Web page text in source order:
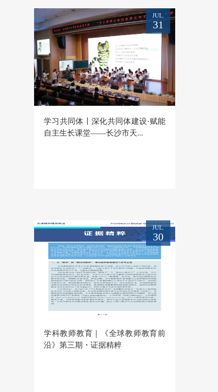
活动动态
学习共同体丨深化共同体建设·赋能
自主生长课堂——长沙市天...
JUL.
31
学科教师教育｜《全球教师教育前
沿》第三期・证据精粹
JUL.
30